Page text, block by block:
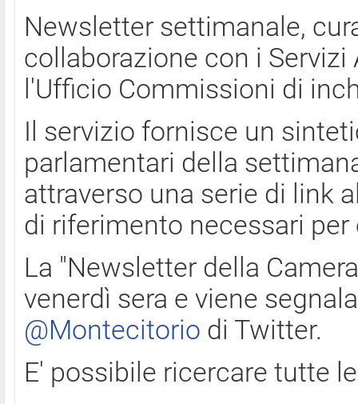
Newsletter settimanale,
collaborazione con i
l'Ufficio Commissioni di
Il servizio fornisce un
parlamentari della
attraverso una serie di link
di riferimento necessari
La "Newsletter della
venerdì sera e viene
@Montecitorio di Twitter.
E' possibile ricercare tutte